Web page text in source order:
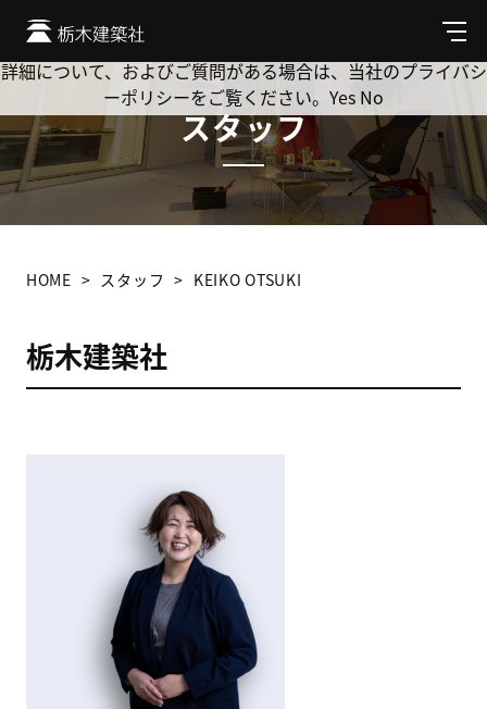
メ
ニ
ュ
スタッフ
HOME スタッフ KEIKO OTSUKI
栃木建築社
Cookie を使用して、お客様の活動を追跡してもよろしいです
か? 当社ではお客様のプライバシーを極めて重視しています。
詳細について、およびご質問がある場合は、当社のプライバシ
ーポリシーをご覧ください。 Yes No